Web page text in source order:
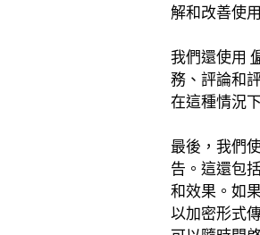
解和改善使
我們還使用
務、評論和
在這種情況
最後，我們
告。這還包
和效果。如
以加密形式